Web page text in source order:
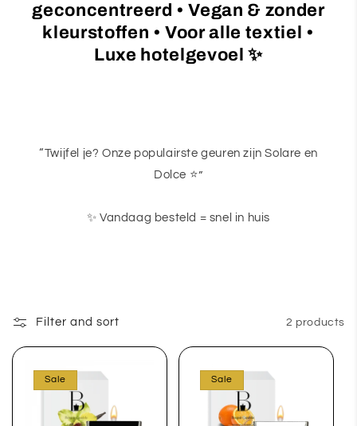
geconcentreerd • Vegan & zonder
kleurstoffen • Voor alle textiel •
Luxe hotelgevoel ✨
“Twijfel je? Onze populairste geuren zijn Solare en
Dolce ⭐”
✨ Vandaag besteld = snel in huis
Filter and sort 2 products
Sale Sale